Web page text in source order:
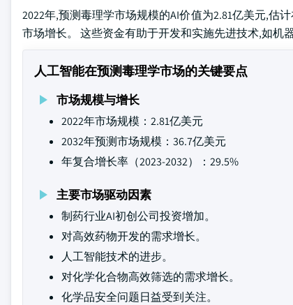
2022年,预测毒理学市场规模的AI价值为2.81亿美元,估
市场增长。 这些资金有助于开发和实施先进技术,如机
人工智能在预测毒理学市场的关键要点
市场规模与增长
2022年市场规模：2.81亿美元
2032年预测市场规模：36.7亿美元
年复合增长率（2023-2032）：29.5%
主要市场驱动因素
制药行业AI初创公司投资增加。
对高效药物开发的需求增长。
人工智能技术的进步。
对化学化合物高效筛选的需求增长。
化学品安全问题日益受到关注。